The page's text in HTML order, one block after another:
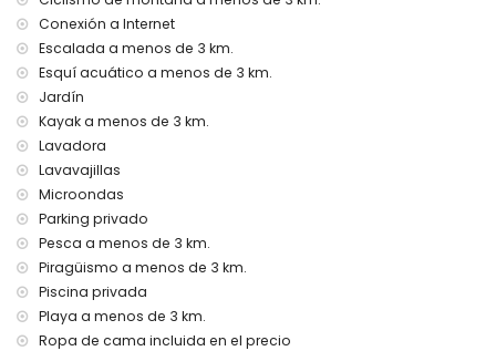
Instalaciones y servicios con cargo adicional
Cama extra y cunas para niños (a petición).
Entretenimiento y actividades de ocio para sus vacaciones
en Jávea, Costa Blanca
Cine, teatro, discoteca, bar, paseo marítimo (El Arenal y
Visitas turísticas y cultura en Jávea, Costa Blanca
Museo (Pueblo Histórico, Jávea), iglesia (San Bartolomé,
Jávea), ruina (Pueblo Histórico, Jávea), monumento
(Pueblo Histórico, Jávea), edificio arquitectónico (Pueblo
Histórico, Jávea), lugar histórico (Pueblo Histórico y Jávea)
(a menos de 5 kilómetros del alojamiento).
Castillo (Portal de la Vila y Dénia) (a menos de 25
Conexión a Internet
Escalada a menos de 3 km.
Esquí acuático a menos de 3 km.
Jardín
Kayak a menos de 3 km.
Lavadora
Lavavajillas
Microondas
Parking privado
Pesca a menos de 3 km.
Piragüismo a menos de 3 km.
Piscina privada
Playa a menos de 3 km.
Ropa de cama incluida en el precio